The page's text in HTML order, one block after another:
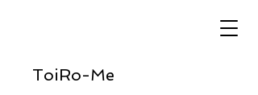
ToiRo-Me